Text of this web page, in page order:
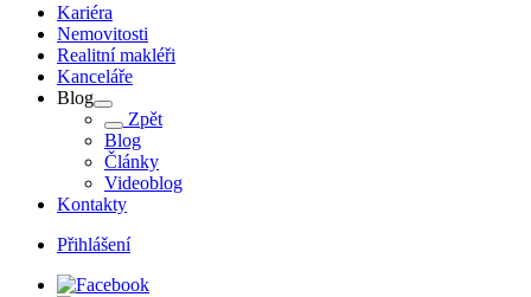
Kariéra
Nemovitosti
Realitní makléři
Kanceláře
Blog
Zpět
Blog
Články
Videoblog
Kontakty
Přihlášení